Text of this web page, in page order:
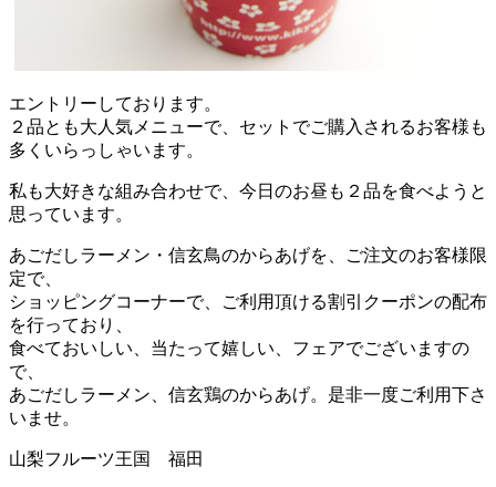
エントリーしております。
２品とも大人気メニューで、セットでご購入されるお客様も
多くいらっしゃいます。
私も大好きな組み合わせで、今日のお昼も２品を食べようと
思っています。
あごだしラーメン・信玄鳥のからあげを、ご注文のお客様限
定で、
ショッピングコーナーで、ご利用頂ける割引クーポンの配布
を行っており、
食べておいしい、当たって嬉しい、フェアでございますの
で、
あごだしラーメン、信玄鶏のからあげ。是非一度ご利用下さ
いませ。
山梨フルーツ王国 福田